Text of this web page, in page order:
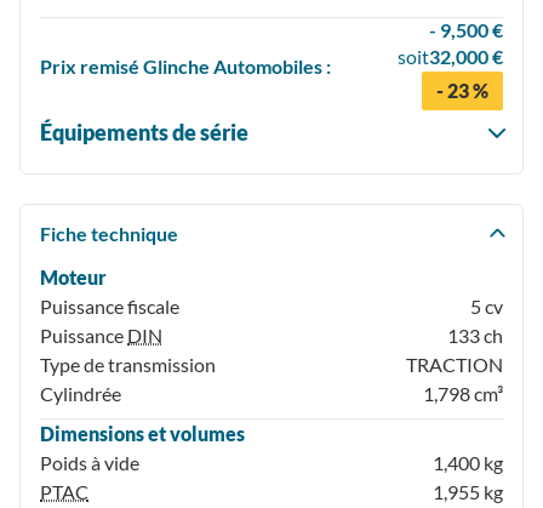
Prix remisé Glinche Automobiles :
- 9,500 €
soit32,000 €
- 23 %
Équipements de série
Fiche technique
Moteur
Puissance fiscale
5 cv
Puissance DIN
133 ch
Type de transmission
TRACTION
Cylindrée
1,798 cm³
Dimensions et volumes
Poids à vide
1,400 kg
PTAC
1,955 kg